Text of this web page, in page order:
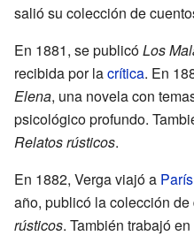
salió su colección de
En 1881, se publicóLos
recibida por lacrítica. En
Elena, una novela con
psicológico profundo.
Relatos rústicos.
En 1882, Verga viajó a París
año, publicó la colección
rústicos. También trabajó